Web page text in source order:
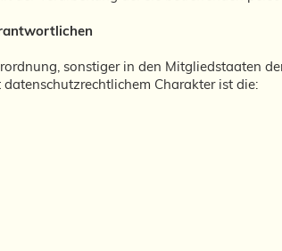
sonstiger in den Mitgliedstaaten
Charakter ist die: